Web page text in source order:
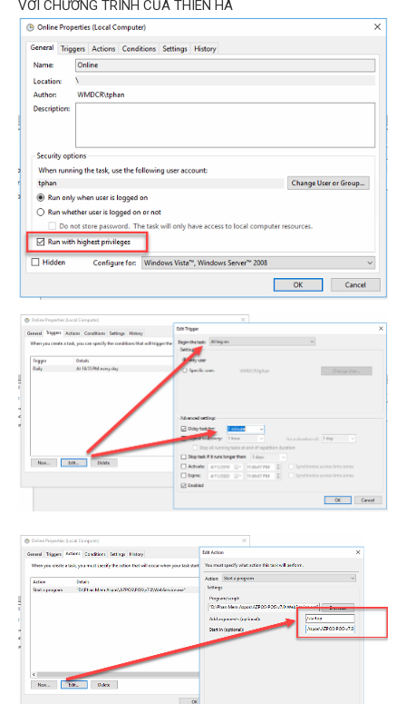
VỚI CHƯƠNG TRÌNH CỦA THIÊN HÀ